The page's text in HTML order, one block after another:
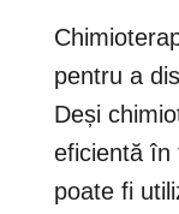
pentru a
Deși
eficientă în
poate fi